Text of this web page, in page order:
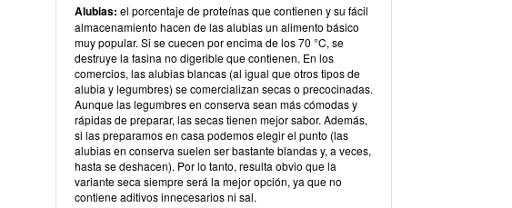
Alubias: el porcentaje de proteínas que contienen y su fácil
almacenamiento hacen de las alubias un alimento básico
muy popular. Si se cuecen por encima de los 70 °C, se
destruye la fasina no digerible que contienen. En los
comercios, las alubias blancas (al igual que otros tipos de
alubia y legumbres) se comercializan secas o precocinadas.
Aunque las legumbres en conserva sean más cómodas y
rápidas de preparar, las secas tienen mejor sabor. Además,
si las preparamos en casa podemos elegir el punto (las
alubias en conserva suelen ser bastante blandas y, a veces,
hasta se deshacen). Por lo tanto, resulta obvio que la
variante seca siempre será la mejor opción, ya que no
contiene aditivos innecesarios ni sal.